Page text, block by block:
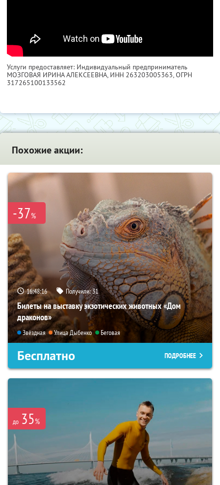
Услуги предоставляет: Индивидуальный предприниматель
МОЗГОВАЯ ИРИНА АЛЕКСЕЕВНА, ИНН 263203005363, ОГРН
317265100133562
Похожие акции:
-37%
16:48:15 Получили:31
Билеты на выставку экзотических животных «Дом
драконов»
Звёздная Улица Дыбенко Беговая
Бесплатно ПОДРОБНЕЕ
до 35%